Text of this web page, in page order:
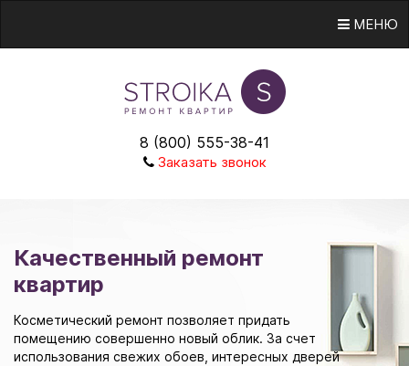
МЕНЮ
8 (800) 555-38-41
Заказать звонок
Качественный ремонт
квартир
Косметический ремонт позволяет придать
помещению совершенно новый облик. За счет
использования свежих обоев, интересных дверей